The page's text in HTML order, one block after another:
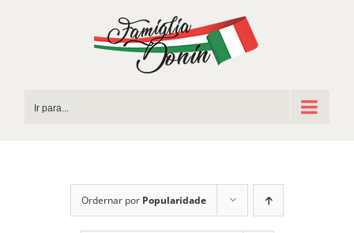
Ir para...
Ordernar por Popularidade